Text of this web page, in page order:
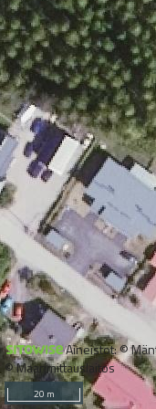
Aineistot: ©
© Maanmittauslaitos
20 m